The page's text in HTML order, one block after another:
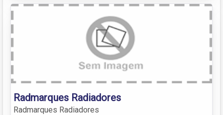
Radmarques Radiadores
Radmarques Radiadores